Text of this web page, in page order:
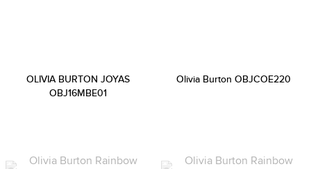
OLIVIA BURTON JOYAS
OBJ16MBE01
Olivia Burton OBJCOE220